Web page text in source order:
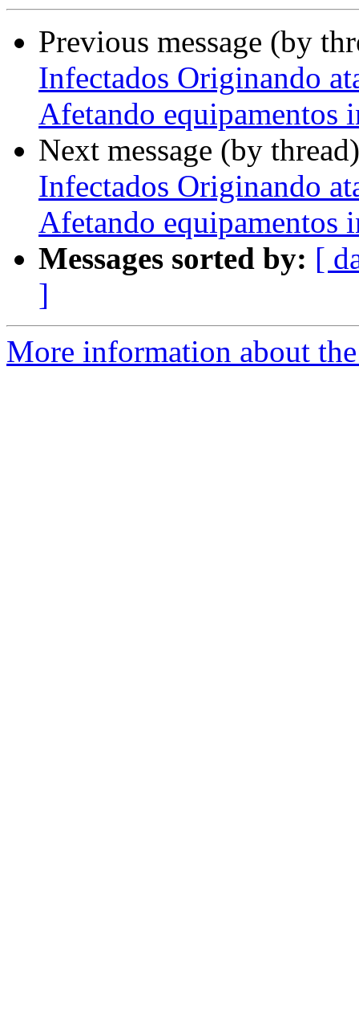
Previous message (by
Infectados Originando
Afetando equipamentos
Next message (by
Infectados Originando
Afetando equipamentos
Messages sorted by: [
]
More information about